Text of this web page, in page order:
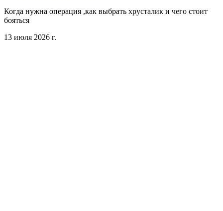
Когда нужна операция ,как выбрать хрусталик и чего стоит
бояться
13 июля 2026 г.